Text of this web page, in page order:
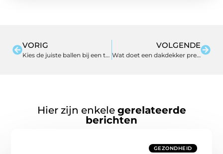
VORIG
Kies de juiste ballen bij een tweedehands biljarttafel
VOLGENDE
Wat doet een dakdekker precies?
Hier zijn enkele gerelateerde
berichten
GEZONDHEID